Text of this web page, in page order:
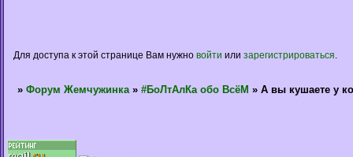
Для доступа к этой странице Вам нужно войти или зарегистрироваться
» Форум Жемчужинка » #БоЛтАлКа обо ВсёМ » А вы кушаете у